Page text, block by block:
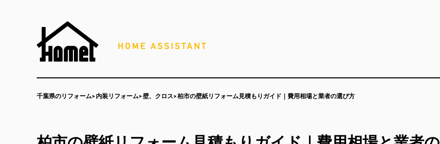
千葉県のリフォーム 内装リフォーム 壁、クロス 柏市の壁紙リフォーム見積もりガイド｜費用相場と業者の選び方